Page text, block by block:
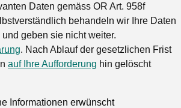
Daten gemäss OR Art. 958f
behandeln wir Ihre Daten
geben sie nicht weiter.
. Nach Ablauf der gesetzlichen Frist
auf Ihre Aufforderung hin gelöscht
Informationen erwünscht